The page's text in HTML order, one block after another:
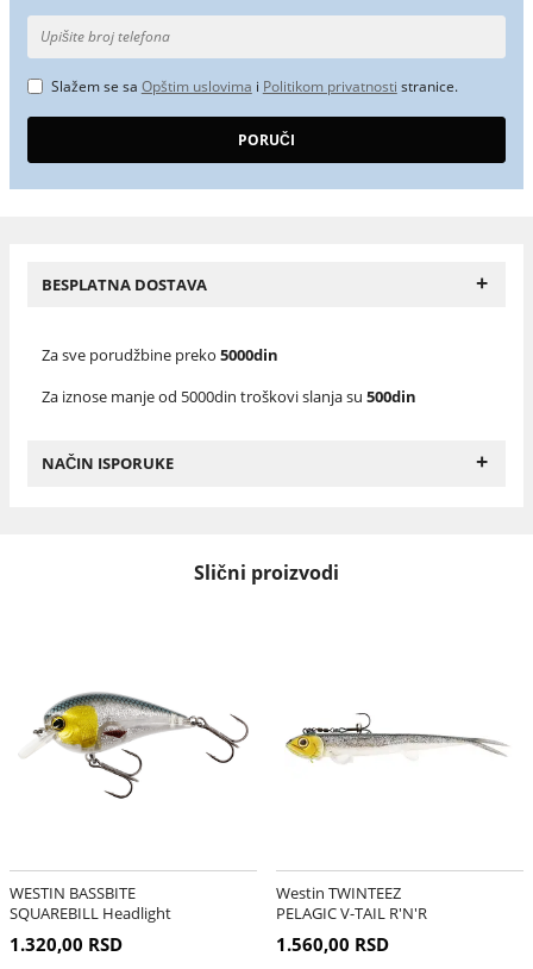
Slažem se sa Opštim uslovima i Politikom privatnosti stranice.
BESPLATNA DOSTAVA +
Za sve porudžbine preko 5000din
Za iznose manje od 5000din troškovi slanja su 500din
NAČIN ISPORUKE +
Slični proizvodi
WESTIN BASSBITE
SQUAREBILL Headlight
1.320,00 RSD
Westin TWINTEEZ
PELAGIC V-TAIL R'N'R
1.560,00 RSD